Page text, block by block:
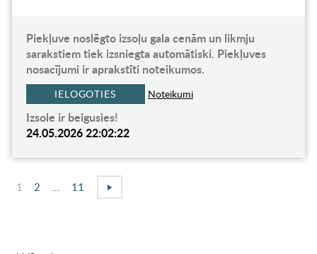
Piekļuve noslēgto izsoļu gala cenām un likmju
sarakstiem tiek izsniegta automātiski. Piekļuves
nosacījumi ir aprakstīti noteikumos.
IELOGOTIES Noteikumi
Izsole ir beigusies!
24.05.2026 22:02:22
1 2 11